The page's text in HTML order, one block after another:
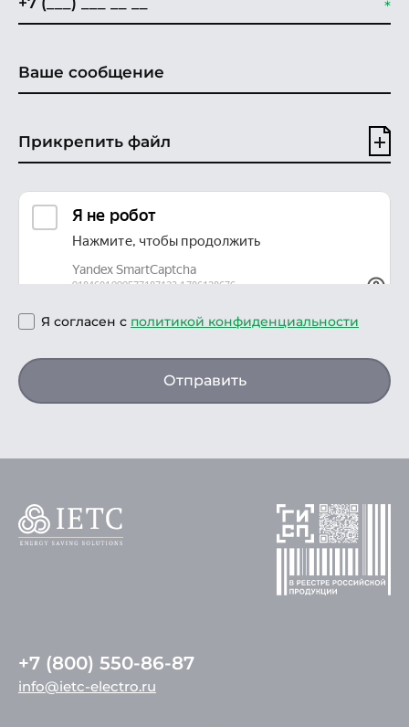
Прикрепить файл
Я согласен с политикой конфиденциальности
Отправить
+7 (800) 550-86-87
info@ietc-electro.ru